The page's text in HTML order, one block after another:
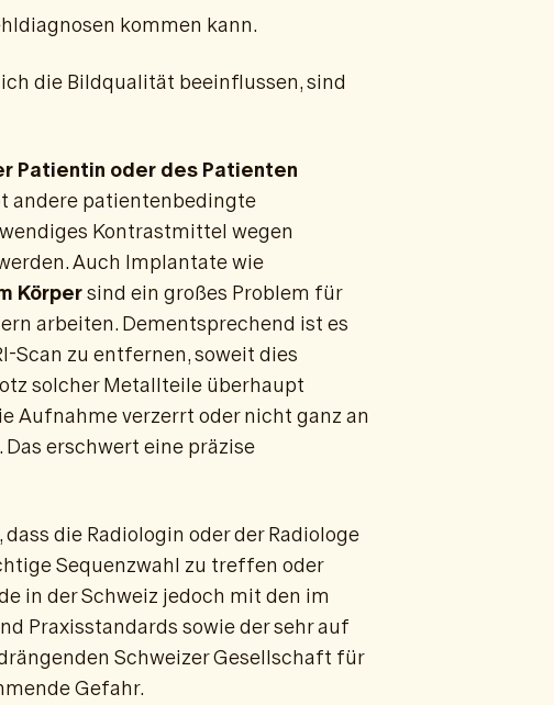
kommen kann.
die Bildqualität beeinflussen, sind
Patientin oder des Patienten
andere patientenbedingte
Kontrastmittel wegen
Auch Implantate wie
Körpersind ein großes Problem für
arbeiten. Dementsprechend ist es
Scan zu entfernen, soweit dies
solcher Metallteile überhaupt
Aufnahme verzerrt oder nicht ganz an
erschwert eine präzise
die Radiologin oder der Radiologe
Sequenzwahl zu treffen oder
in der Schweiz jedoch mit den im
Praxisstandards sowie der sehr auf
Schweizer Gesellschaft für
Gefahr.